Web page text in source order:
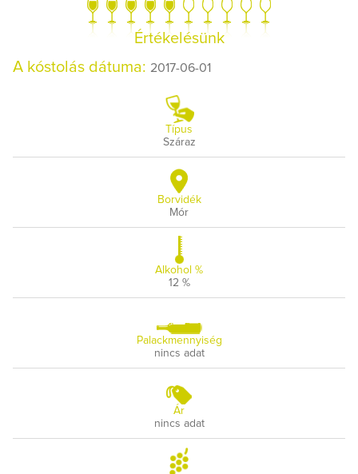
Értékelésünk
A kóstolás dátuma: 2017-06-01
Típus
Száraz
Borvidék
Mór
Alkohol %
12 %
Palackmennyiség
nincs adat
Ár
nincs adat